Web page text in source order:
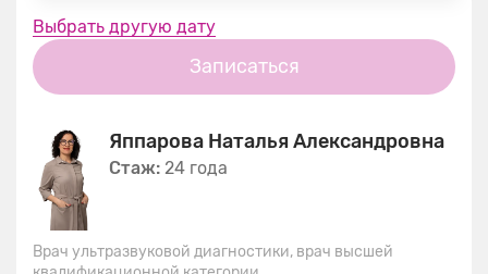
Выбрать другую дату
Записаться
Яппарова Наталья Александровна
Стаж: 24 года
Врач ультразвуковой диагностики, врач высшей